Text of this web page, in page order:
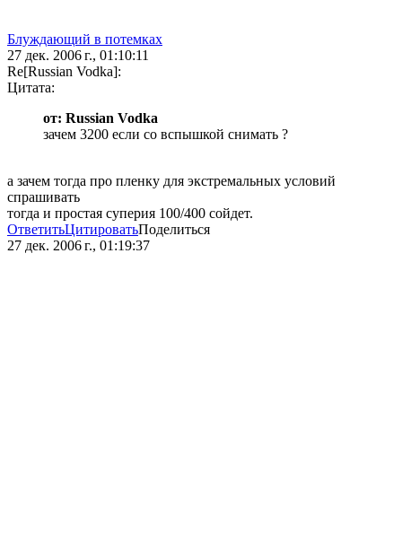
Блуждающий в потемках
27 дек. 2006 г., 01:10:11
Re[Russian Vodka]:
Цитата:
от: Russian Vodka
зачем 3200 если со вспышкой снимать ?
а зачем тогда про пленку для экстремальных условий
спрашивать
тогда и простая суперия 100/400 сойдет.
ОтветитьЦитироватьПоделиться
27 дек. 2006 г., 01:19:37